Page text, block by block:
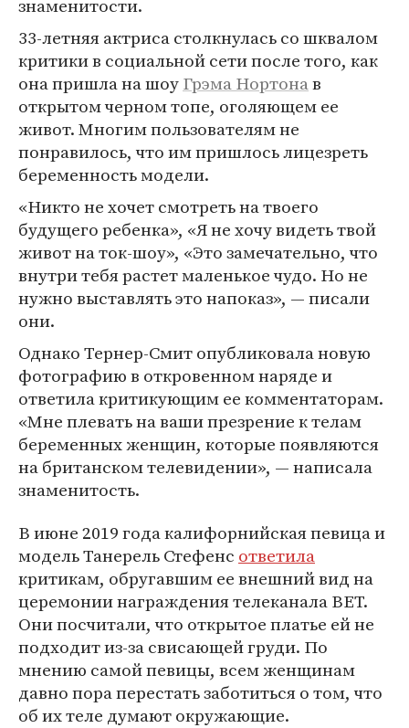
знаменитости.
33-летняя актриса столкнулась со шквалом
критики в социальной сети после того, как
она пришла на шоуГрэма Нортонав
открытом черном топе, оголяющем ее
живот. Многим пользователям не
понравилось, что им пришлось лицезреть
беременность модели.
«Никто не хочет смотреть на твоего
будущего ребенка», «Я не хочу видеть твой
живот на ток-шоу», «Это замечательно, что
внутри тебя растет маленькое чудо. Но не
нужно выставлять это напоказ», — писали
они.
Однако Тернер-Смит опубликовала новую
фотографию в откровенном наряде и
ответила критикующим ее комментаторам.
«Мне плевать на ваши презрение к телам
беременных женщин, которые появляются
на британском телевидении», — написала
знаменитость.
В июне 2019 года калифорнийская певица и
модель Танерель Стефенс ответила
критикам, обругавшим ее внешний вид на
церемонии награждения телеканала BET.
Они посчитали, что открытое платье ей не
подходит из-за свисающей груди. По
мнению самой певицы, всем женщинам
давно пора перестать заботиться о том, что
об их теле думают окружающие.